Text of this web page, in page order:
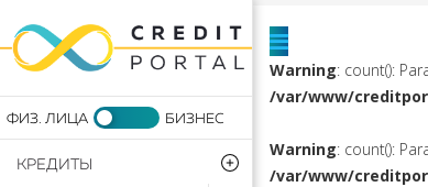
КРЕДИТЫ
Warning: count():
/var/www/
Warning: count():
/var/www/